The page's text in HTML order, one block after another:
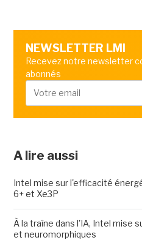
NEWSLETTER LMI
Recevez notre newsletter
abonnés
A lire aussi
Intel mise sur l'efficacité
6+ et Xe3P
À la traîne dans l'IA, Intel mise
et neuromorphiques